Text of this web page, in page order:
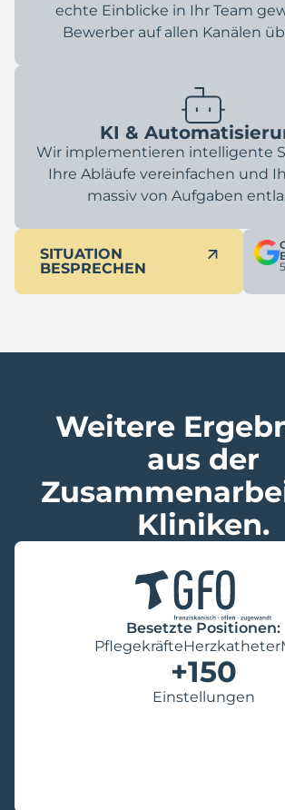
echte Einblicke in Ihr Team
Bewerber auf allen Kanälen
KI &
Wir implementieren intelligente
Ihre Abläufe vereinfachen und
massiv von Aufgaben
SITUATION
BESPRECHEN
Weitere
aus der
Kliniken.
Besetzte Positionen:
PflegekräfteHerzkatheter
Einstellungen
+150